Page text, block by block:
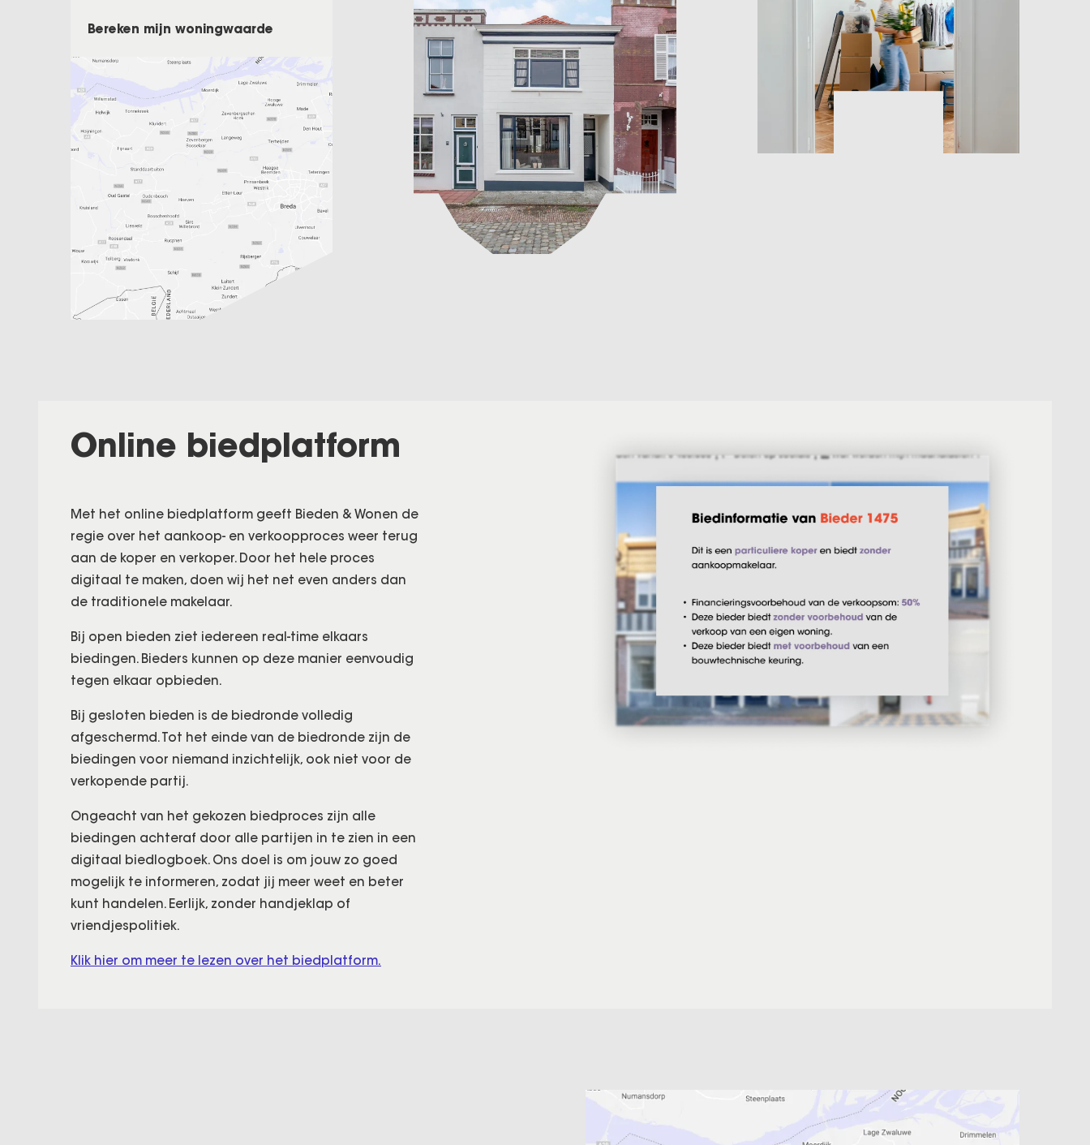
Bereken mijn woningwaarde
Online biedplatform
Met het online biedplatform geeft Bieden & Wonen de
regie over het aankoop- en verkoopproces weer terug
aan de koper en verkoper. Door het hele proces
digitaal te maken, doen wij het net even anders dan
de traditionele makelaar.
Bij open bieden ziet iedereen real-time elkaars
biedingen. Bieders kunnen op deze manier eenvoudig
tegen elkaar opbieden.
Bij gesloten bieden is de biedronde volledig
afgeschermd. Tot het einde van de biedronde zijn de
biedingen voor niemand inzichtelijk, ook niet voor de
verkopende partij.
Ongeacht van het gekozen biedproces zijn alle
biedingen achteraf door alle partijen in te zien in een
digitaal biedlogboek. Ons doel is om jouw zo goed
mogelijk te informeren, zodat jij meer weet en beter
kunt handelen. Eerlijk, zonder handjeklap of
vriendjespolitiek.
Klik hier om meer te lezen over het biedplatform.